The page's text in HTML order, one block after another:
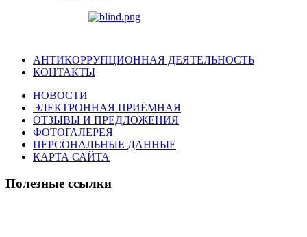
АНТИКОРРУПЦИОННАЯ ДЕЯТЕЛЬНОСТЬ
КОНТАКТЫ
НОВОСТИ
ЭЛЕКТРОННАЯ ПРИЁМНАЯ
ОТЗЫВЫ И ПРЕДЛОЖЕНИЯ
ФОТОГАЛЕРЕЯ
ПЕРСОНАЛЬНЫЕ ДАННЫЕ
КАРТА САЙТА
Полезные ссылки